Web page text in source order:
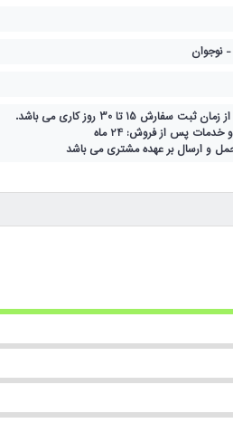
نوجوان
ثبت سفارش 15 تا 30 روز کاری می باشد.
و خدمات پس از فروش: 24 ماه
و ارسال بر عهده مشتری می باشد